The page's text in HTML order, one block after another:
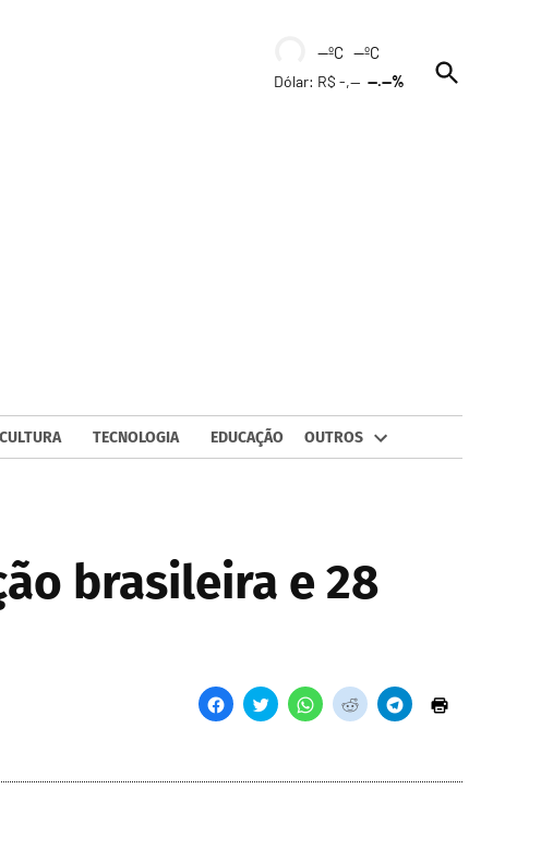
--ºC --ºC
Dólar: R$ -,----.--%
Open
Search
CULTURA TECNOLOGIA EDUCAÇÃO OUTROS
brasileira e 28